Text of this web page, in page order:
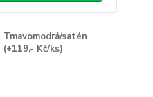
Tmavomodrá/satén
(+119,- Kč/ks)